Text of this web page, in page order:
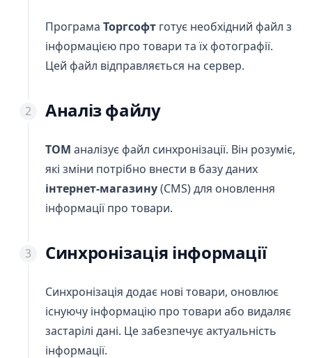
Програма Торгсофт готує необхідний файл з
інформацією про товари та їх фотографії.
Цей файл відправляється на сервер.
Аналіз файлу
ТОМ аналізує файл синхронізації. Він розуміє,
які зміни потрібно внести в базу даних
інтернет-магазину(CMS) для оновлення
інформації про товари.
Синхронізація інформації
Синхронізація додає нові товари, оновлює
існуючу інформацію про товари або видаляє
застарілі дані. Це забезпечує актуальність
інформації.